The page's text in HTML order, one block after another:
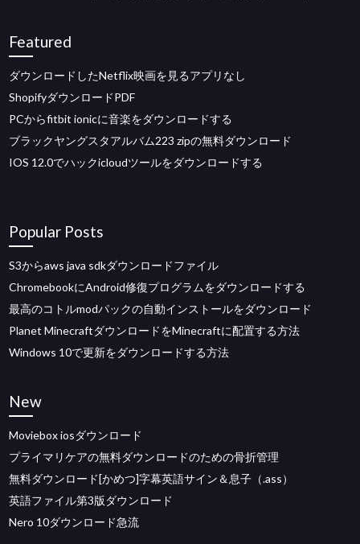
Featured
ダウンロードしたNetflix映画を見るアプリなし
ShopifyダウンロードPDF
PCからfitbit ionicに音楽をダウンロードする
ブラックヤングスタアルバム223 zipの無料ダウンロード
IOS 12.0でハックicloudツールをダウンロードする
Popular Posts
S3からaws java sdkダウンロードファイル
ChromebookにAndroid修復プログラムをダウンロードする
最高のコトルmodパックの自動インストールをダウンロード
Planet MinecraftダウンロードをMinecraftに配置する方法
Windows 10で更新をダウンロードする方法
New
Moviebox iosダウンロード
プライマリケアの無料ダウンロードのための骨折管理
無料ダウンロード[かめつ]字幕英語サイン＆息子（.ass）
英語ファイル第3版ダウンロード
Nero 10ダウンロード急流